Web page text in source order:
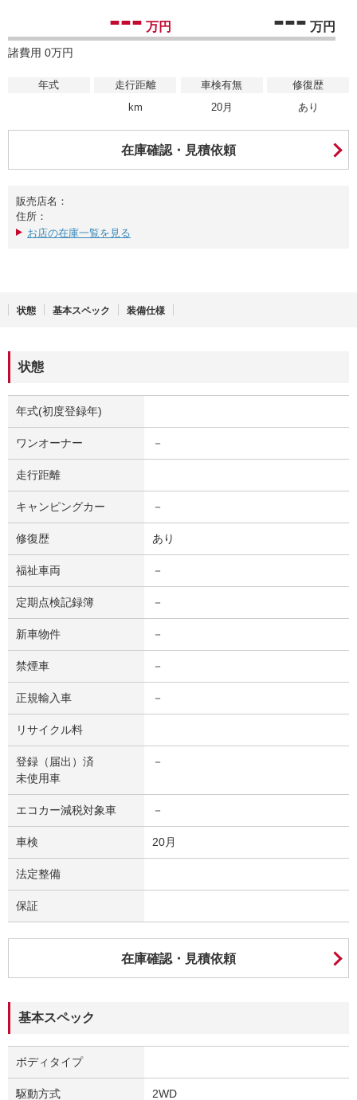
--- 万円 --- 万円
諸費用 0万円
年式
走行距離
km
車検有無
20月
修復歴
あり
在庫確認・見積依頼
販売店名：
住所：
お店の在庫一覧を見る
状態 基本スペック 装備仕様
状態
年式(初度登録年)
ワンオーナー －
走行距離
キャンピングカー －
修復歴 あり
福祉車両 －
定期点検記録簿 －
新車物件 －
禁煙車 －
正規輸入車 －
リサイクル料
登録（届出）済
未使用車
－
エコカー減税対象車 －
車検 20月
法定整備
保証
在庫確認・見積依頼
基本スペック
ボディタイプ
駆動方式 2WD